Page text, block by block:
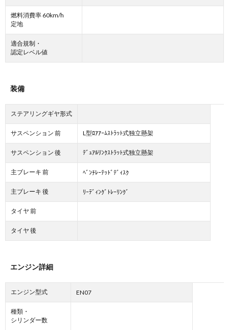
燃料消費率 60km/h
定地
適合規制・
認定レベル値
装備
ステアリングギヤ形式
サスペンション 前 L型ﾛｱｱｰﾑｽﾄﾗｯﾄ式独立懸架
サスペンション 後 ﾃﾞｭｱﾙﾘﾝｸｽﾄﾗｯﾄ式独立懸架
主ブレーキ 前 ﾍﾞﾝﾁﾚｰﾃｯﾄﾞﾃﾞｨｽｸ
主ブレーキ 後 ﾘｰﾃﾞｨﾝｸﾞﾄﾚｰﾘﾝｸﾞ
タイヤ 前
タイヤ 後
エンジン詳細
エンジン型式 EN07
種類・
シリンダー数